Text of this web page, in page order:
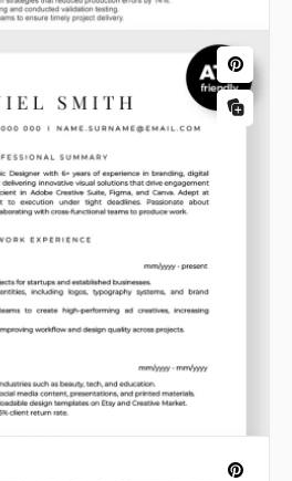
Lebenslauf
weiße Vorlagen für
gedacht, die eine
ihrer Fähigkeiten